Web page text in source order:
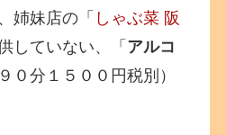
姉妹店の「 しゃぶ菜 阪
していない、「 アルコ
０分１５００円税別）